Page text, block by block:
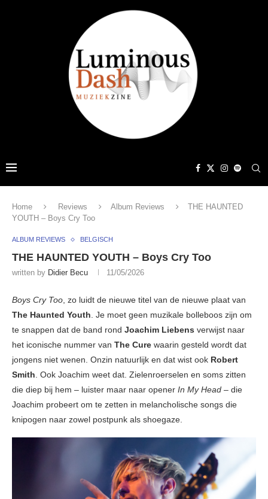
Home Reviews Album Reviews
THE HAUNTED
YOUTH – Boys Cry Too
ALBUM REVIEWS BELGISCH
THE HAUNTED YOUTH – Boys Cry Too
written by Didier Becu 11/05/2026
Boys Cry Too, zo luidt de nieuwe titel van de nieuwe plaat van
The Haunted Youth. Je moet geen muzikale bolleboos zijn om
te snappen dat de band rond Joachim Liebens verwijst naar
het iconische nummer van The Cure waarin gesteld wordt dat
jongens niet wenen. Onzin natuurlijk en dat wist ook Robert
Smith. Ook Joachim weet dat. Zielenroerselen en soms zitten
die diep bij hem – luister maar naar opener In My Head – die
Joachim probeert om te zetten in melancholische songs die
knipogen naar zowel postpunk als shoegaze.